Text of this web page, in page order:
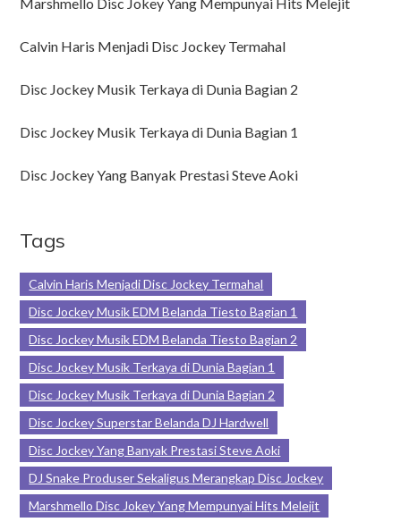
Calvin Haris Menjadi Disc Jockey Termahal
Disc Jockey Musik Terkaya di Dunia Bagian 2
Disc Jockey Musik Terkaya di Dunia Bagian 1
Disc Jockey Yang Banyak Prestasi Steve Aoki
Tags
Calvin Haris Menjadi Disc Jockey Termahal
Disc Jockey Musik EDM Belanda Tiesto Bagian 1
Disc Jockey Musik EDM Belanda Tiesto Bagian 2
Disc Jockey Musik Terkaya di Dunia Bagian 1
Disc Jockey Musik Terkaya di Dunia Bagian 2
Disc Jockey Superstar Belanda DJ Hardwell
Disc Jockey Yang Banyak Prestasi Steve Aoki
DJ Snake Produser Sekaligus Merangkap Disc Jockey
Marshmello Disc Jokey Yang Mempunyai Hits Melejit